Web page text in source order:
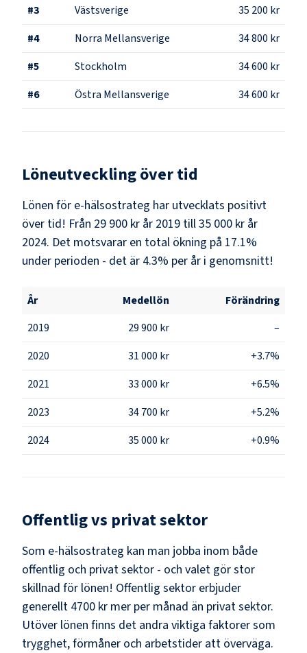
#3 Västsverige
35 200 kr
#4 Norra Mellansverige
34 800 kr
#5 Stockholm
34 600 kr
#6 Östra Mellansverige 34 600 kr
Löneutveckling över tid
Lönen för e-hälsostrateg har utvecklats positivt
över tid! Från 29 900 kr år 2019 till 35 000 kr år
2024. Det motsvarar en total ökning på 17.1%
under perioden - det är 4.3% per år i genomsnitt!
År Medellön
Förändring
2019
29 900 kr
–
2020
31 000 kr
+3.7%
2021
33 000 kr
+6.5%
2023
34 700 kr
+5.2%
2024
35 000 kr +0.9%
Offentlig vs privat sektor
Som e-hälsostrateg kan man jobba inom både
offentlig och privat sektor - och valet gör stor
skillnad för lönen! Offentlig sektor erbjuder
generellt 4700 kr mer per månad än privat sektor.
Utöver lönen finns det andra viktiga faktorer som
trygghet, förmåner och arbetstider att överväga.